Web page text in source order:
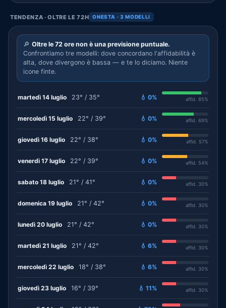
TENDENZA · OLTRE LE 72H ONESTA · 3 MODELLI
🔎 Oltre le 72 ore non è una previsione puntuale.
Confrontiamo tre modelli: dove concordano l'affidabilità è
alta, dove divergono è bassa — e te lo diciamo. Niente
icone finte.
martedì 14 luglio 23° / 35° 💧 0% affid. 85%
mercoledì 15 luglio 22° / 39° 💧 0% affid. 69%
giovedì 16 luglio 22° / 38° 💧 0% affid. 57%
venerdì 17 luglio 22° / 39° 💧 0% affid. 54%
sabato 18 luglio 21° / 41° 💧 0% affid. 30%
domenica 19 luglio 21° / 42° 💧 0% affid. 30%
lunedì 20 luglio 21° / 42° 💧 0% affid. 30%
martedì 21 luglio 21° / 42° 💧 6% affid. 30%
mercoledì 22 luglio 18° / 38° 💧 6% affid. 30%
giovedì 23 luglio 16° / 39° 💧 11% affid. 30%